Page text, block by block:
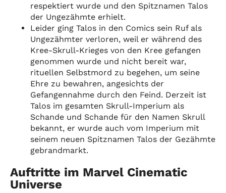
respektiert wurde und den Spitznamen Talos
der Ungezähmte erhielt.
Leider ging Talos in den Comics sein Ruf als
Ungezähmter verloren, weil er während des
Kree-Skrull-Krieges von den Kree gefangen
genommen wurde und nicht bereit war,
rituellen Selbstmord zu begehen, um seine
Ehre zu bewahren, angesichts der
Gefangennahme durch den Feind. Derzeit ist
Talos im gesamten Skrull-Imperium als
Schande und Schande für den Namen Skrull
bekannt, er wurde auch vom Imperium mit
seinem neuen Spitznamen Talos der Gezähmte
gebrandmarkt.
Auftritte im Marvel Cinematic
Universe